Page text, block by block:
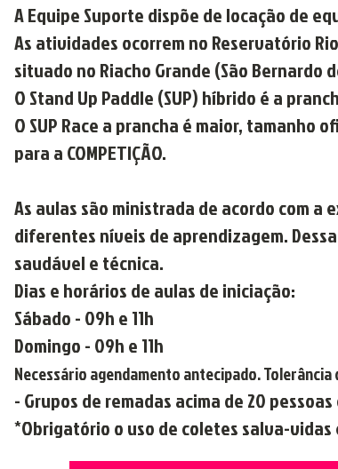
A Equipe Suporte dispõe de locação de
As atividades ocorrem no Reservatório
situado no Riacho Grande (São Bernardo
O Stand Up Paddle (SUP) híbrido é a
O SUP Race a prancha é maior,
para a COMPETIÇÃO.
As aulas são ministrada de acordo com
diferentes níveis de aprendizagem.
saudável e técnica.
Dias e horários de aulas de iniciação:
Sábado - 09h e 11h
Domingo - 09h e 11h
Necessário agendamento antecipado. ​Tolerância
- Grupos de remadas acima de 20
*Obrigatório o uso de coletes salva-